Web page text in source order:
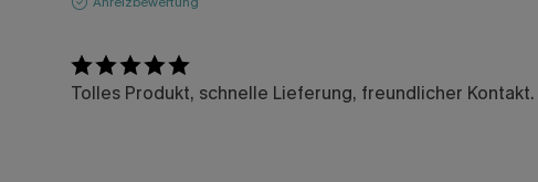
Tolles Produkt, schnelle Lieferung, freundlicher